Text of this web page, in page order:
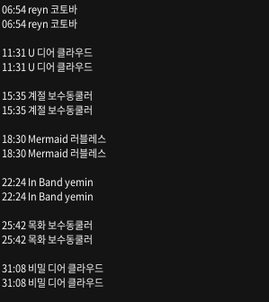
06:54 reyn 코토바
06:54 reyn 코토바
11:31 U 디어 클라우드
11:31 U 디어 클라우드
15:35 계절 보수동쿨러
15:35 계절 보수동쿨러
18:30 Mermaid 러블레스
18:30 Mermaid 러블레스
22:24 In Band yemin
22:24 In Band yemin
25:42 목화 보수동쿨러
25:42 목화 보수동쿨러
31:08 비밀 디어 클라우드
31:08 비밀 디어 클라우드